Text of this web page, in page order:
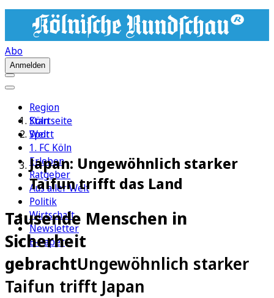
Abo
Anmelden
Region
Köln
Sport
1. FC Köln
Erleben
Ratgeber
Aus aller Welt
Politik
Wirtschaft
Newsletter
E-Paper
Startseite
Welt
Japan: Ungewöhnlich starker
Taifun trifft das Land
Tausende Menschen in
Sicherheit
gebrachtUngewöhnlich starker
Taifun trifft Japan